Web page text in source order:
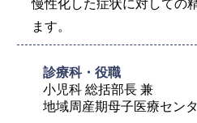
慢性化した症状に対しての
ます。
診療科・役職
小児科 総括部長 兼
地域周産期母子医療セン